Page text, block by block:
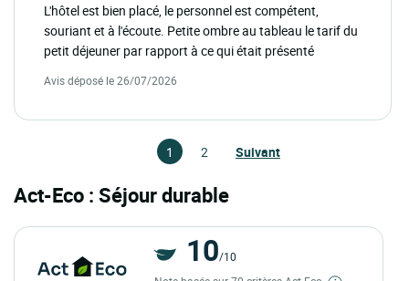
L'hôtel est bien placé, le personnel est compétent,
souriant et à l'écoute. Petite ombre au tableau le tarif du
petit déjeuner par rapport à ce qui était présenté
Avis déposé le 26/07/2026
1 2 Suivant
Act-Eco : Séjour durable
10/10